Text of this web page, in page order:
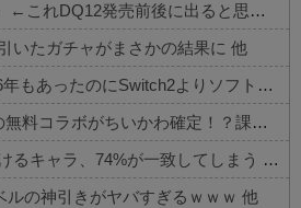
『ドラクエ9 リメイク』←これDQ12発売前後に出ると思う？
いたガチャがまさかの結果に 他
冷静に考えてPS5って6年もあったのにSwitch2よりソフト売れないのヤバいよな 他
【悲報】モンスト8月の無料コラボがちいかわ確定！？課金額がヤバすぎる現状がコチラ 他
【衝撃】ヤニねこで抜けるキャラ、74%が一致してしまう 他
ルの神引きがヤバすぎるｗｗｗ 他